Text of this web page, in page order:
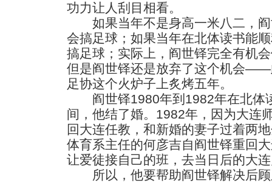
功力让人刮目相看。
如果当年不是身高一米八二，阎
会搞足球；如果当年在北体读书能
搞足球；实际上，阎世铎完全有机
但是阎世铎还是放弃了这个机会——
足协这个火炉子上炙烤五年。
阎世铎1980年到1982年在北体
间，他结了婚。1982年，因为大连
回大连任教，和新婚的妻子过着两
体育系主任的何彦吉自阎世铎重回
让爱徒接自己的班，去当日后的大
所以，他要帮助阎世铎解决后顾